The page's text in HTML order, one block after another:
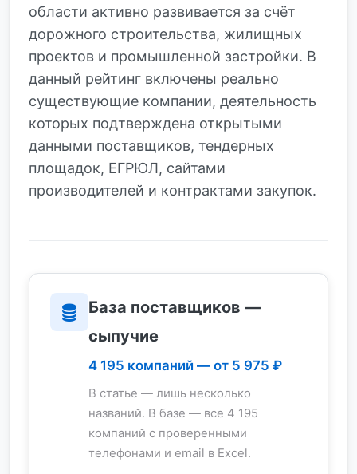
области активно развивается за счёт
дорожного строительства, жилищных
проектов и промышленной застройки. В
данный рейтинг включены реально
существующие компании, деятельность
которых подтверждена открытыми
данными поставщиков, тендерных
площадок, ЕГРЮЛ, сайтами
производителей и контрактами закупок.
База поставщиков —
сыпучие
4 195 компаний — от 5 975 ₽
В статье — лишь несколько
названий. В базе — все 4 195
компаний с проверенными
телефонами и email в Excel.